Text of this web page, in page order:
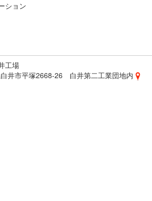
ション
工場
井市平塚2668-26 白井第二工業団地内